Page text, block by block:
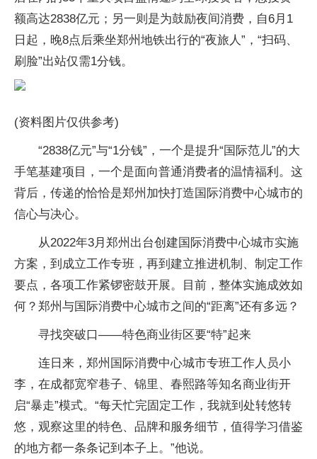
额高达2838亿元；另一则是为鼓励夜间消费，自6月1
日起，晚8点后乘坐郑州地铁出行的“夜旅人”，“扫码、
刷脸”出站仅需1分钱。
(资料图片仅供参考)
“2838亿元”与“1分钱”，一个是提升“国际范儿”的大
手笔基建项目，一个是面向普通消费者的温情福利。这
背后，传递的恰恰是郑州加快打造国际消费中心城市的
信心与决心。
从2022年3月郑州出台创建国际消费中心城市实施
方案，到成立工作专班，再到建立推进机制、制定工作
要点，各项工作紧锣密鼓开展。目前，整体实施成效如
何？郑州与国际消费中心城市之间的“距离”还有多远？
寻找突破口——特色商业街区要“特”起来
连日来，郑州国际消费中心城市专班工作人员小
李，在成都宽窄巷子、锦里、春熙路等知名商业街开
启“暴走”模式。“每天忙完固定工作，我就到处转悠转
悠，观察这里的特色、品牌和服务细节，值得学习借鉴
的地方都一条条记到本子上。”他说。